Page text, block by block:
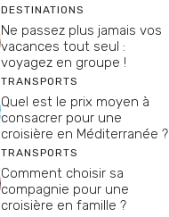
DESTINATIONS
Ne passez plus jamais vos
vacances tout seul :
voyagez en groupe !
TRANSPORTS
Quel est le prix moyen à
consacrer pour une
croisière en Méditerranée ?
TRANSPORTS
Comment choisir sa
compagnie pour une
croisière en famille ?